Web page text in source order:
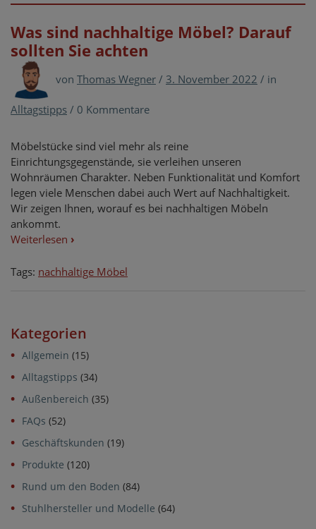
Was sind nachhaltige Möbel? Darauf
sollten Sie achten
von Thomas Wegner / 3. November 2022 / in
Alltagstipps / 0 Kommentare
Möbelstücke sind viel mehr als reine
Einrichtungsgegenstände, sie verleihen unseren
Wohnräumen Charakter. Neben Funktionalität und Komfort
legen viele Menschen dabei auch Wert auf Nachhaltigkeit.
Wir zeigen Ihnen, worauf es bei nachhaltigen Möbeln
ankommt.
Weiterlesen ›
Tags: nachhaltige Möbel
Kategorien
Allgemein (15)
Alltagstipps (34)
Außenbereich (35)
FAQs (52)
Geschäftskunden (19)
Produkte (120)
Rund um den Boden (84)
Stuhlhersteller und Modelle (64)